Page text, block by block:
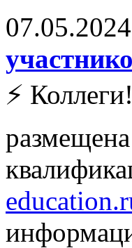
07.05.2024
⚡️